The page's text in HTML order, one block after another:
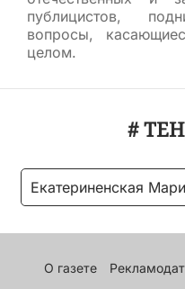
публицистов,
вопросы,
целом.
#
Екатериненская
О газете